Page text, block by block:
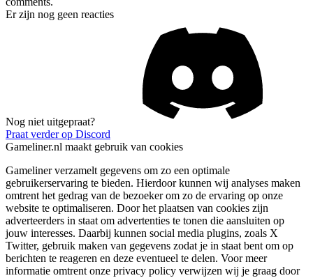
Er zijn nog geen reacties
Nog niet uitgepraat?
Praat verder op Discord
Gameliner.nl maakt gebruik van cookies
Gameliner verzamelt gegevens om zo een optimale
gebruikerservaring te bieden. Hierdoor kunnen wij analyses maken
omtrent het gedrag van de bezoeker om zo de ervaring op onze
website te optimaliseren. Door het plaatsen van cookies zijn
adverteerders in staat om advertenties te tonen die aansluiten op
jouw interesses. Daarbij kunnen social media plugins, zoals X
Twitter, gebruik maken van gegevens zodat je in staat bent om op
berichten te reageren en deze eventueel te delen. Voor meer
informatie omtrent onze privacy policy verwijzen wij je graag door